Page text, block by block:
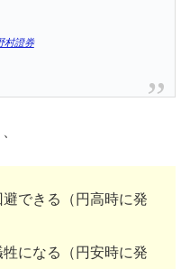
村證券
できる（円高時に発
になる（円安時に発